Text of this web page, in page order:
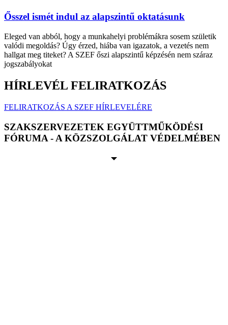
Ősszel ismét indul az alapszintű oktatásunk
Eleged van abból, hogy a munkahelyi problémákra sosem születik
valódi megoldás? Úgy érzed, hiába van igazatok, a vezetés nem
hallgat meg titeket? A SZEF őszi alapszintű képzésén nem száraz
jogszabályokat
HÍRLEVÉL FELIRATKOZÁS
FELIRATKOZÁS A SZEF HÍRLEVELÉRE
SZAKSZERVEZETEK EGYÜTTMŰKÖDÉSI
FÓRUMA - A KÖZSZOLGÁLAT VÉDELMÉBEN